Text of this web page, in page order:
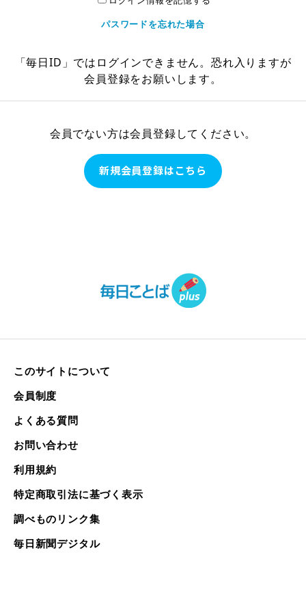
パスワードを忘れた場合
「毎日ID」ではログインできません。恐れ入りますが
会員登録をお願いします。
会員でない方は会員登録してください。
新規会員登録はこちら
このサイトについて
会員制度
よくある質問
お問い合わせ
利用規約
特定商取引法に基づく表示
調べものリンク集
毎日新聞デジタル